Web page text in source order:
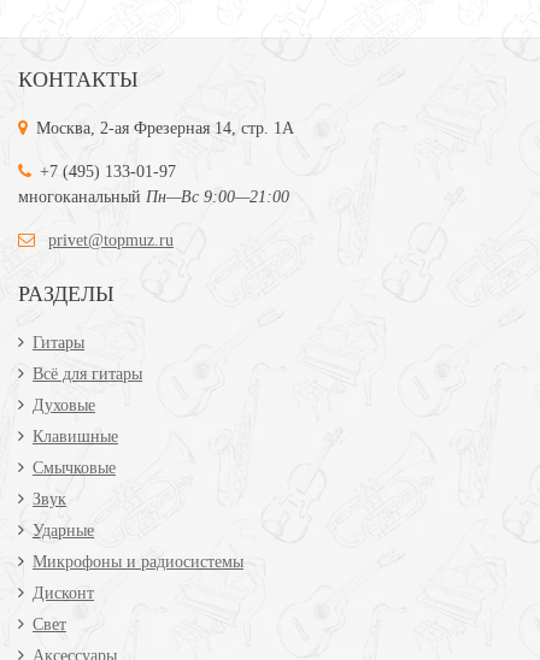
КОНТАКТЫ
Москва, 2-ая Фрезерная 14, стр. 1А
+7 (495) 133-01-97
многоканальный Пн—Вс 9:00—21:00
privet@topmuz.ru
РАЗДЕЛЫ
Гитары
Всё для гитары
Духовые
Клавишные
Смычковые
Звук
Ударные
Микрофоны и радиосистемы
Дисконт
Свет
Аксессуары